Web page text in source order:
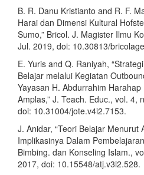
B. R. Danu Kristianto and R. F.
Harai dan Dimensi Kultural
Sumo,” Bricol. J. Magister Ilmu
Jul. 2019, doi: 10.30813/
E. Yuris and Q. Raniyah,
Belajar melalui Kegiatan
Yayasan H. Abdurrahim
Amplas,” J. Teach. Educ., vol. 4,
doi: 10.31004/jote.v4i2.7153.
J. Anidar, “Teori Belajar Menurut
Implikasinya Dalam
Bimbing. dan Konseling Islam.,
2017, doi: 10.15548/atj.v3i2.528.